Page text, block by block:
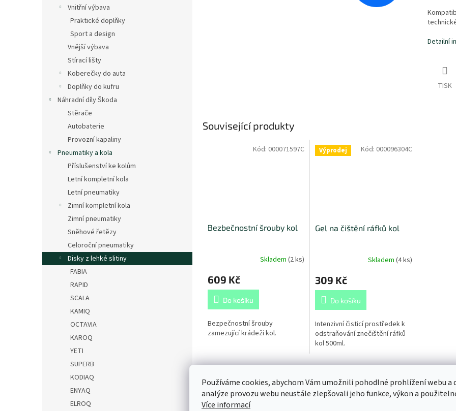
Používáme cookies, abychom Vám umožnili pohodlné prohlížení webu a
analýze provozu webu neustále zlepšovali jeho funkce, výkon a
Více informací
Vnitřní výbava
Praktické doplňky
Sport a design
Vnější výbava
Stírací lišty
Koberečky do auta
Doplňky do kufru
Náhradní díly Škoda
Stěrače
Autobaterie
Provozní kapaliny
Pneumatiky a kola
Příslušenství ke kolům
Letní kompletní kola
Letní pneumatiky
Zimní kompletní kola
Zimní pneumatiky
Sněhové řetězy
Celoroční pneumatiky
Disky z lehké slitiny
FABIA
RAPID
SCALA
KAMIQ
OCTAVIA
KAROQ
YETI
SUPERB
KODIAQ
ENYAQ
ELROQ
Detailní
TISK
Související produkty
Bezbečnostní šrouby kol
Skladem (2 ks)
609 Kč
Do košíku
Bezpečnostní šrouby
zamezující krádeži kol.
Kód: 000071597C Výprodej
Gel na čištění ráfků kol
Skladem (4 ks)
309 Kč
Do košíku
Intenzivní čisticí prostředek k
odstraňování znečištění ráfků
kol 500ml.
Kód: 000096304C
Popis Diskuze